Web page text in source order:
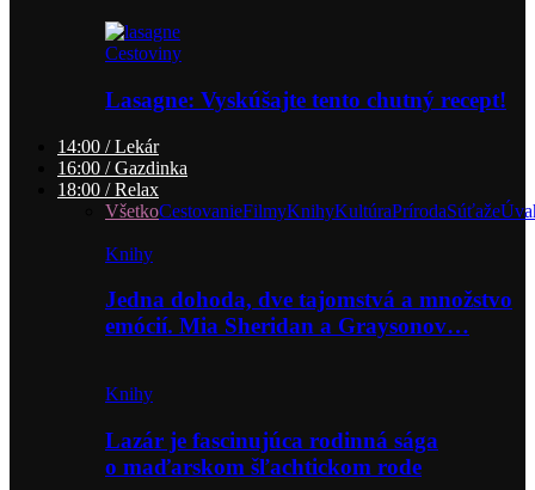
Cestoviny
Lasagne: Vyskúšajte tento chutný recept!
14:00 / Lekár
16:00 / Gazdinka
18:00 / Relax
VšetkoCestovanieFilmyKnihyKultúraPrírodaSúťaže
Knihy
Jedna dohoda, dve tajomstvá a množstvo
emócií. Mia Sheridan a Graysonov…
Knihy
Lazár je fascinujúca rodinná sága
o maďarskom šľachtickom rode